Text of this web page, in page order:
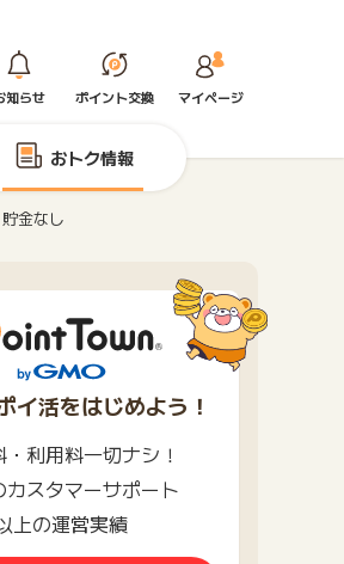
知らせ ポイント交換 マイページ
おトク情報
金なし
イ活をはじめよう！
利用料一切ナシ！
カスタマーサポート
上の運営実績